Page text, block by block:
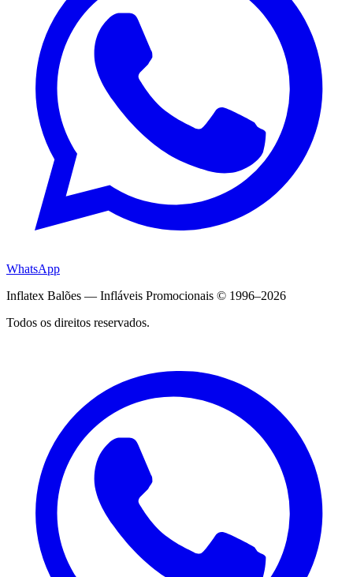
WhatsApp
Inflatex Balões — Infláveis Promocionais © 1996–2026
Todos os direitos reservados.